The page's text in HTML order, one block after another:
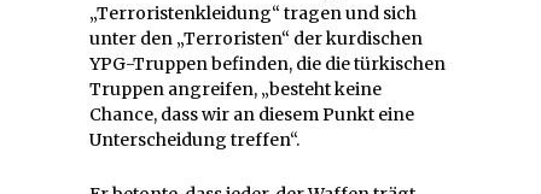
„Terroristenkleidung“ tragen und sich
unter den „Terroristen“ der kurdischen
YPG-Truppen befinden, die die türkischen
Truppen angreifen, „besteht keine
Chance, dass wir an diesem Punkt eine
Unterscheidung treffen“.